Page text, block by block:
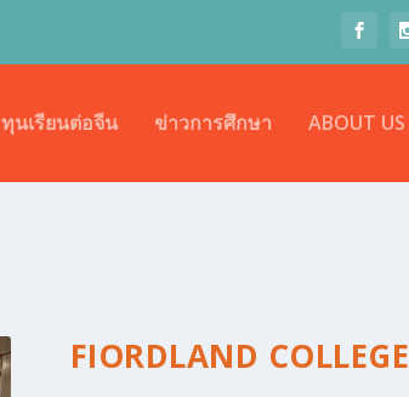
ทุนเรียนต่อจีน ข่าวการศึกษา ABOUT US
FIORDLAND COLLEGE